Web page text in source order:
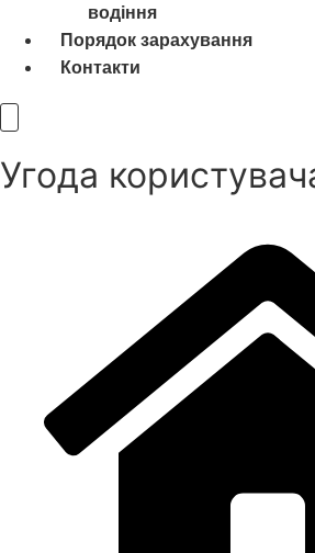
водіння
Порядок зарахування
Контакти
Угода